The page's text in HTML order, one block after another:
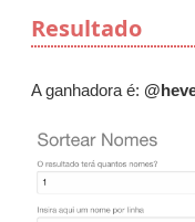
Resultado
A ganhadora é: